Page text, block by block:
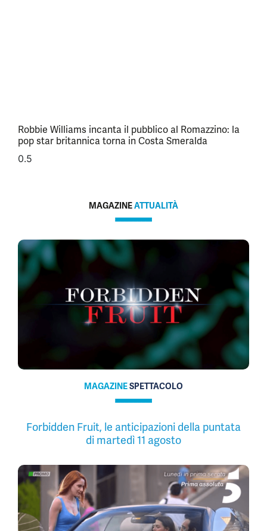
Robbie Williams incanta il pubblico al Romazzino: la
pop star britannica torna in Costa Smeralda
MAGAZINEATTUALITÀ
MAGAZINESPETTACOLO
Forbidden Fruit, le anticipazioni della puntata
di martedì 11 agosto